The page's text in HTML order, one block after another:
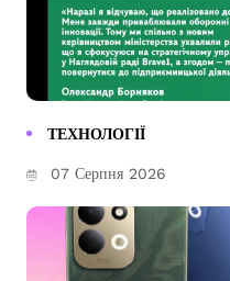
ТЕХНОЛОГІЇ
07 Серпня 2026